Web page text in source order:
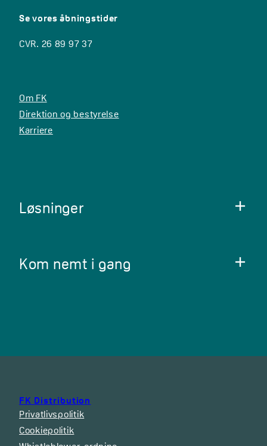
Se vores åbningstider
CVR. 26 89 97 37
Om FK
Direktion og bestyrelse
Karriere
Løsninger
Kom nemt i gang
FK Distribution
Privatlivspolitik
Cookiepolitik